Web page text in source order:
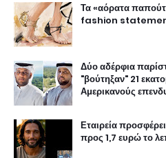
Τα «αόρατα
fashion statement
Δύο αδέρφια
"βούτηξαν" 21
Αμερικανούς
Εταιρεία
προς 1,7 ευρώ το